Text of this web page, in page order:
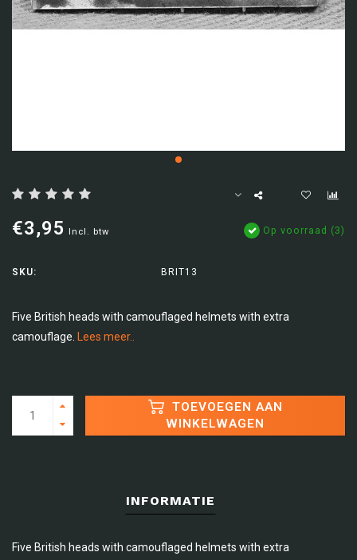
€3,95 Incl. btw Op voorraad (3)
SKU: BRIT13
Five British heads with camouflaged helmets with extra
camouflage. Lees meer..
TOEVOEGEN AAN
WINKELWAGEN
INFORMATIE
Five British heads with camouflaged helmets with extra